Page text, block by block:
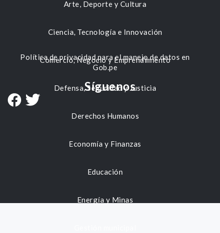
Arte, Deporte y Cultura
Ciencia, Tecnología e Innovación
Comercio, Negocio y Emprendimiento
Defensa, Seguridad y Justicia
Derechos Humanos
Economía y Finanzas
Educación
Energía y Minas
Política de privacidad para el manejo de datos en
Gob.pe
Síguenos